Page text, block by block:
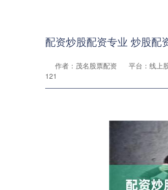
配资炒股配资专业 炒股配
作者：茂名股票配资 平台：线上
121